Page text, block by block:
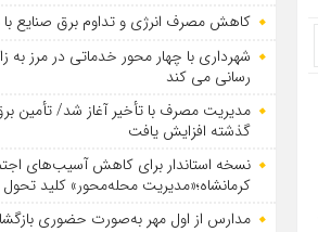
کاهش مصرف انرژی و تداوم برق صنایع
شهرداری با چهار محور خدماتی در مرز به
رسانی می کند
مدیریت مصرف با تأخیر آغاز شد/ تأمین
گذشته افزایش یافت
نسخه استاندار برای کاهش آسیب‌های
کرمانشاه؛«مدیریت محله‌محور» کلید
مدارس از اول مهر به‌صورت حضوری